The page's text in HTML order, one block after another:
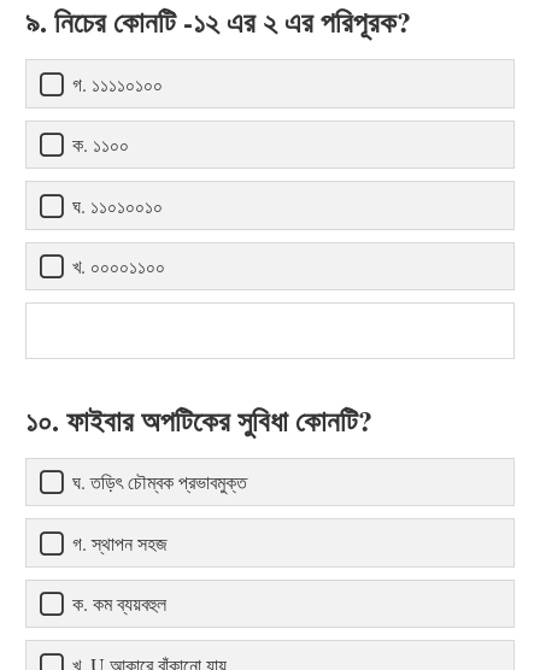
৯. নিচের কোনটি -১২ এর ২ এর পরিপূরক?
গ. ১১১১০১০০
ক. ১১০০
ঘ. ১১০১০০১০
খ. ০০০০১১০০
১০. ফাইবার অপটিকের সুবিধা কোনটি?
ঘ. তড়িৎ চৌম্বক প্রভাবমুক্ত
গ. স্থাপন সহজ
ক. কম ব্যয়বহুল
খ. U আকারে বাঁকানো যায়